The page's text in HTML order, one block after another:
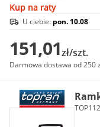
Kup na raty
U ciebie: pon. 10.08
151,01zł/szt.
Darmowa dostawa od 250